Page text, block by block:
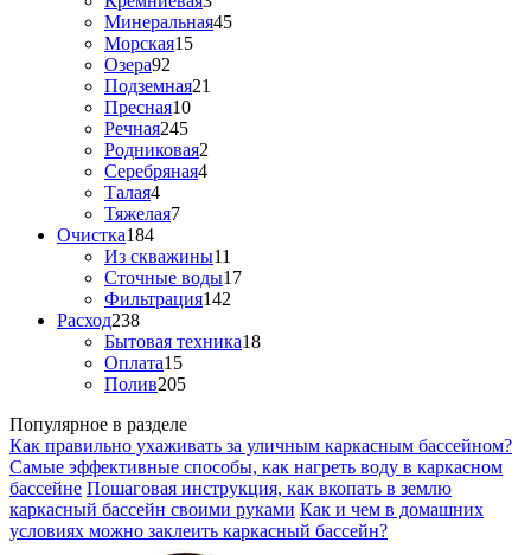
Минеральная45
Морская15
Озера92
Подземная21
Пресная10
Речная245
Родниковая2
Серебряная4
Талая4
Тяжелая7
Очистка184
Из скважины11
Сточные воды17
Фильтрация142
Расход238
Бытовая техника18
Оплата15
Полив205
Популярное в разделе
Как правильно ухаживать за уличным каркасным бассейном?
Самые эффективные способы, как нагреть воду в каркасном
бассейне Пошаговая инструкция, как вкопать в землю
каркасный бассейн своими руками Как и чем в домашних
условиях можно заклеить каркасный бассейн?